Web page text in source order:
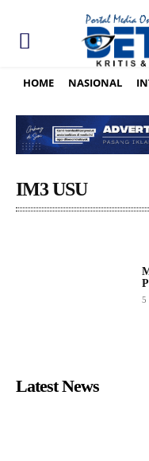
HOME NASIONAL
IM3 USU
5
Latest News